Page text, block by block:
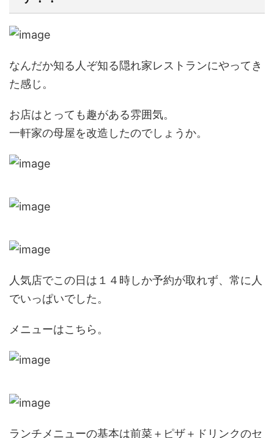
なんだか知る人ぞ知る隠れ家レストランにやってき
た感じ。
お店はとっても趣がある雰囲気。
一軒家の母屋を改造したのでしょうか。
人気店でこの日は１４時しか予約が取れず、常に人
でいっぱいでした。
メニューはこちら。
ランチメニューの基本は前菜＋ピザ＋ドリンクのセ